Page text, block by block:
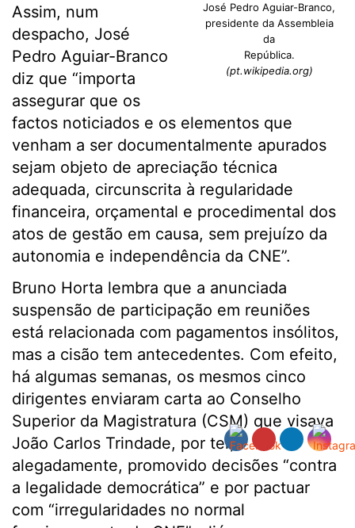
José Pedro Aguiar-Branco,
presidente da Assembleia
da
República.
(pt.wikipedia.org)
Assim, num
despacho, José
Pedro Aguiar-Branco
diz que “importa
assegurar que os
factos noticiados e os elementos que
venham a ser documentalmente apurados
sejam objeto de apreciação técnica
adequada, circunscrita à regularidade
financeira, orçamental e procedimental dos
atos de gestão em causa, sem prejuízo da
autonomia e independência da CNE”.
Bruno Horta lembra que a anunciada
suspensão de participação em reuniões
está relacionada com pagamentos insólitos,
mas a cisão tem antecedentes. Com efeito,
há algumas semanas, os mesmos cinco
dirigentes enviaram carta ao Conselho
Superior da Magistratura (CSM) que visava
João Carlos Trindade, por ter,
alegadamente, promovido decisões “contra
a legalidade democrática” e por pactuar
com “irregularidades no normal